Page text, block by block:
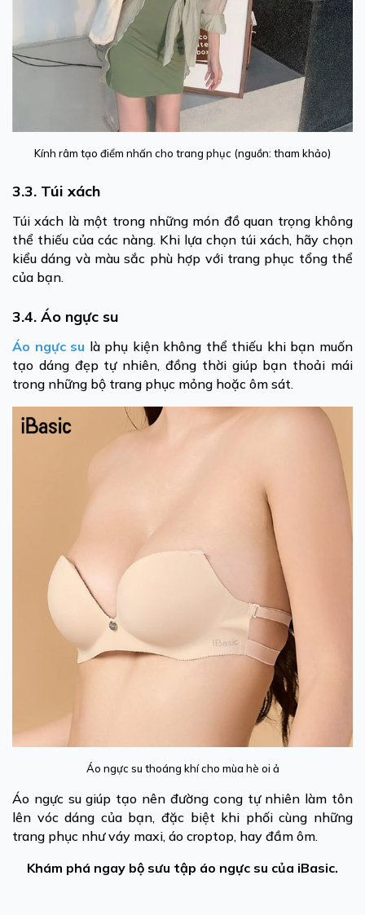
Kính râm tạo điểm nhấn cho trang phục (nguồn: tham khảo)
3.3. Túi xách
Túi xách là một trong những món đồ quan trọng không
thể thiếu của các nàng. Khi lựa chọn túi xách, hãy chọn
kiểu dáng và màu sắc phù hợp với trang phục tổng thể
của bạn.
3.4. Áo ngực su
Áo ngực su là phụ kiện không thể thiếu khi bạn muốn
tạo dáng đẹp tự nhiên, đồng thời giúp bạn thoải mái
trong những bộ trang phục mỏng hoặc ôm sát.
Áo ngực su thoáng khí cho mùa hè oi ả
Áo ngực su giúp tạo nên đường cong tự nhiên làm tôn
lên vóc dáng của bạn, đặc biệt khi phối cùng những
trang phục như váy maxi, áo croptop, hay đầm ôm.
Khám phá ngay bộ sưu tập áo ngực su của iBasic.